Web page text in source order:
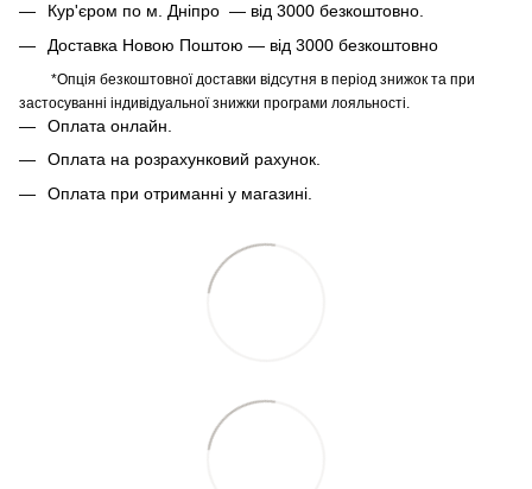
Кур'єром по м. Дніпро — від 3000 безкоштовно.
Доставка Новою Поштою — від 3000 безкоштовно
*Опція безкоштовної доставки відсутня в період знижок та при
застосуванні індивідуальної знижки програми лояльності.
Оплата онлайн.
Оплата на розрахунковий рахунок.
Оплата при отриманні у магазині.